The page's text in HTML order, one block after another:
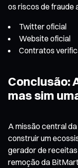
os riscos de fraude
Twitter oficial
Website oficial
Contratos
Conclusão:
mas sim
A missão central
construir um
gerador de
remoção da